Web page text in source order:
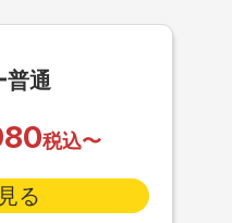
普通
税込〜
る